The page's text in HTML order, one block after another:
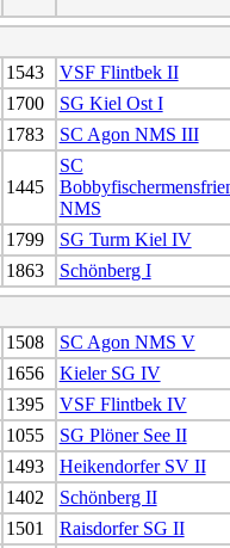
1543
VSF Flintbek II
1700
SG Kiel Ost I
1783 SC Agon NMS III
1445
SC
NMS
1799
SG Turm Kiel IV
1863
Schönberg I
1508
SC Agon NMS V
1656
Kieler SG IV
1395
VSF Flintbek IV
1055
SG Plöner See II
1493
Heikendorfer SV II
1402
Schönberg II
1501
Raisdorfer SG II